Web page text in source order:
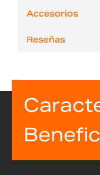
Accesorios
Reseñas